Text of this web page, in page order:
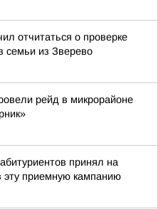
отчитаться о проверке
семьи из Зверево
рейд в микрорайоне
принял на
приемную кампанию